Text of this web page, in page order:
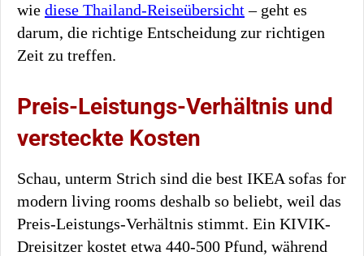
wie diese Thailand-Reiseübersicht– geht es
darum, die richtige Entscheidung zur richtigen
Zeit zu treffen.
Preis-Leistungs-Verhältnis und
versteckte Kosten
Schau, unterm Strich sind die best IKEA sofas for
modern living rooms deshalb so beliebt, weil das
Preis-Leistungs-Verhältnis stimmt. Ein KIVIK-
Dreisitzer kostet etwa 440-500 Pfund, während